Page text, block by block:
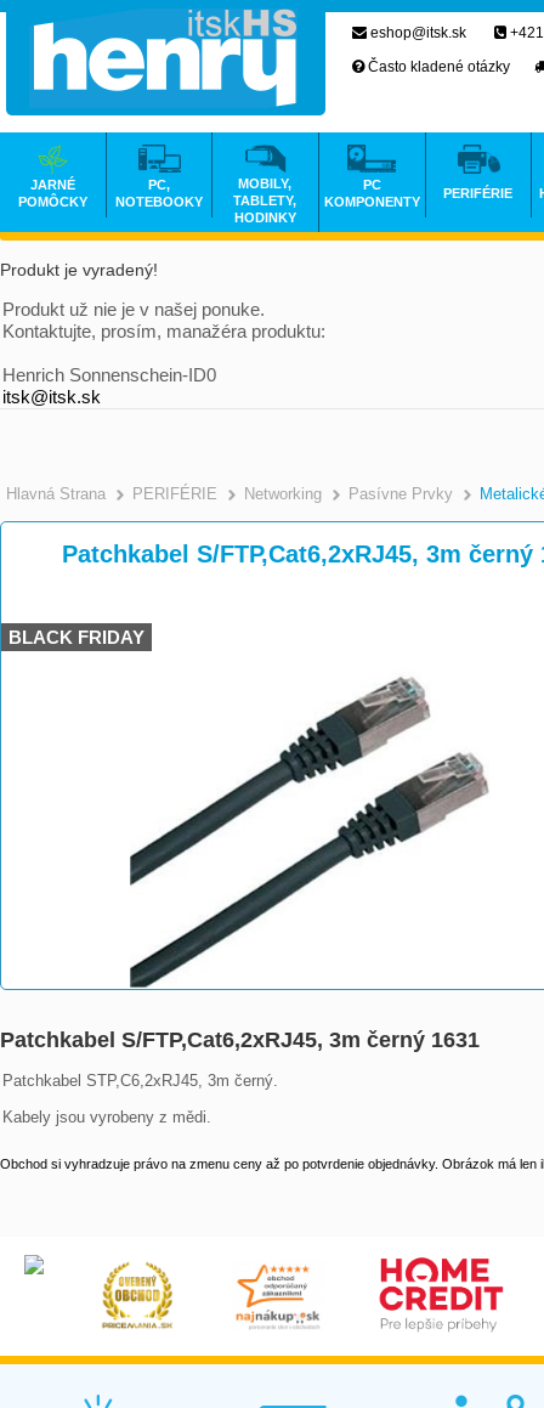
Produkt je vyradený!
Produkt už nie je v našej ponuke.
Kontaktujte, prosím, manažéra produktu:
Henrich Sonnenschein-ID0
itsk@itsk.sk
Hlavná Strana >
PERIFÉRIE >
Networking >
Pasívne Prvky
Patchkabel S/FTP,Cat6,2xRJ45, 3m černý
BLACK FRIDAY
Patchkabel S/FTP,Cat6,2xRJ45, 3m černý 1631
Patchkabel STP,C6,2xRJ45, 3m černý.
Kabely jsou vyrobeny z mědi.
Obchod si vyhradzuje právo na zmenu ceny až po potvrdenie objednávky. Obrázok má len
eshop@itsk.sk
Často kladené otázky
JARNÉ
POMÔCKY
PC,
NOTEBOOKY
MOBILY,
TABLETY,
HODINKY
PC
KOMPONENTY
PERIFÉRIE